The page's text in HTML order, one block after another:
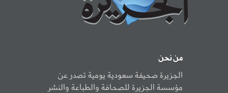
من نحن
الجزيرة صحيفة سعودية يومية تصدر عن
مؤسسة الجزيرة للصحافة والطباعة والنشر